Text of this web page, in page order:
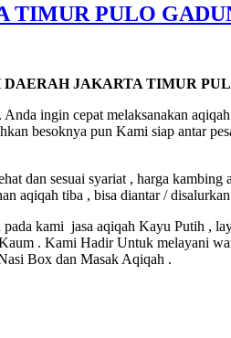
TIMUR PULO
DAERAH JAKARTA TIMUR
ingin cepat melaksanakan
besoknya pun Kami siap antar
dan sesuai syariat , harga
aqiqah tiba , bisa diantar /
kami jasa aqiqah Kayu Putih ,
. Kami Hadir Untuk melayani
Box dan Masak Aqiqah .